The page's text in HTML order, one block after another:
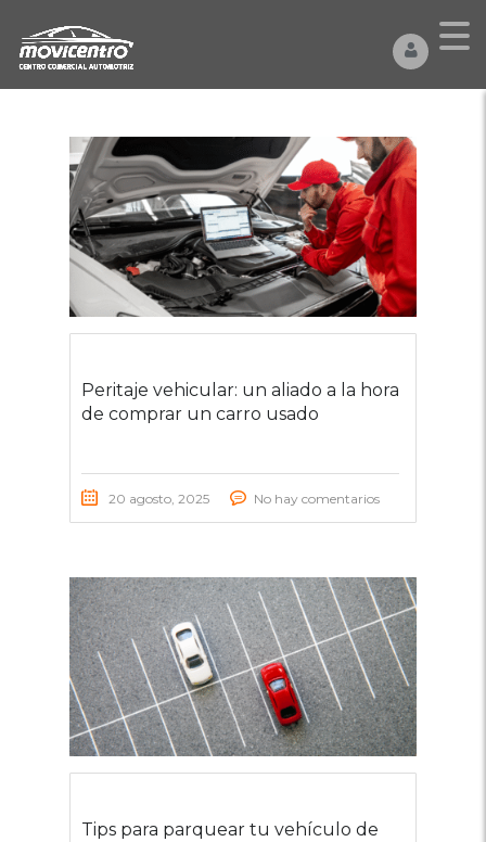
Peritaje vehicular: un aliado a la hora
de comprar un carro usado
20 agosto, 2025 No hay comentarios
Tips para parquear tu vehículo de